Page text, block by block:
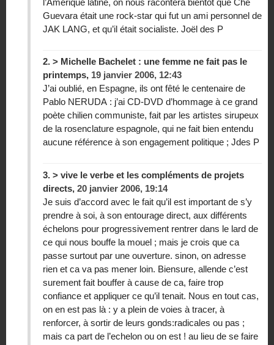
Guevara était une rock-star qui fut un ami personnel de
JAK LANG, et qu’il était socialiste. Joël des P
2. > Michelle Bachelet : une femme ne fait pas le
printemps, 19 janvier 2006, 12:43
J’ai oublié, en Espagne, ils ont fêté le centenaire de
Pablo NERUDA : j’ai CD-DVD d’hommage à ce grand
poète chilien communiste, fait par les artistes sirupeux
de la rosenclature espagnole, qui ne fait bien entendu
aucune référence à son engagement politique ; Jdes P
3. > vive le verbe et les compléments de projets
directs, 20 janvier 2006, 19:14
Je suis d’accord avec le fait qu’il est important de s’y
prendre à soi, à son entourage direct, aux différents
échelons pour progressivement rentrer dans le lard de
ce qui nous bouffe la mouel ; mais je crois que ca
passe surtout par une ouverture. sinon, on adresse
rien et ca va pas mener loin. Biensure, allende c’est
surement fait bouffer à cause de ca, faire trop
confiance et appliquer ce qu’il tenait. Nous en tout cas,
on en est pas là : y a plein de voies à tracer, à
renforcer, à sortir de leurs gonds:radicales ou pas ;
mais ca part de l’echelon ou on est ! au lieu de se faire